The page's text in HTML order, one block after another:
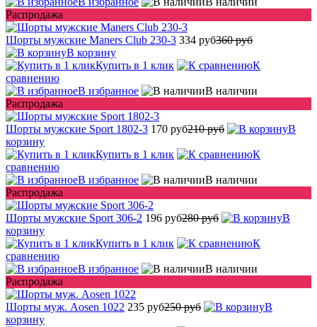
Распродажа
Шорты мужские Maners Club 230-3 334 руб360 руб
В корзину
Купить в 1 клик
К
сравнению
В избранное
В наличии
Распродажа
Шорты мужские Sport 1802-3 170 руб210 руб
В
корзину
Купить в 1 клик
К
сравнению
В избранное
В наличии
Распродажа
Шорты мужские Sport 306-2 196 руб280 руб
В
корзину
Купить в 1 клик
К
сравнению
В избранное
В наличии
Распродажа
Шорты муж. Aosen 1022 235 руб250 руб
В
корзину